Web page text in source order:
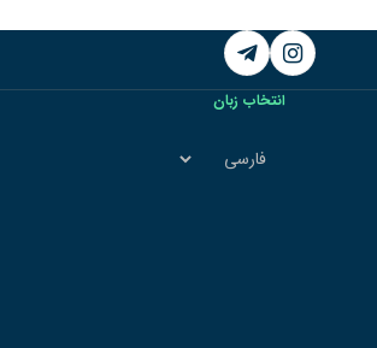
Instagram
Telegram
انتخاب زبان
انتخاب
زبان